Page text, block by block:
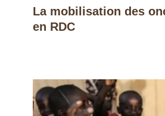
La mobilisation des
en RDC